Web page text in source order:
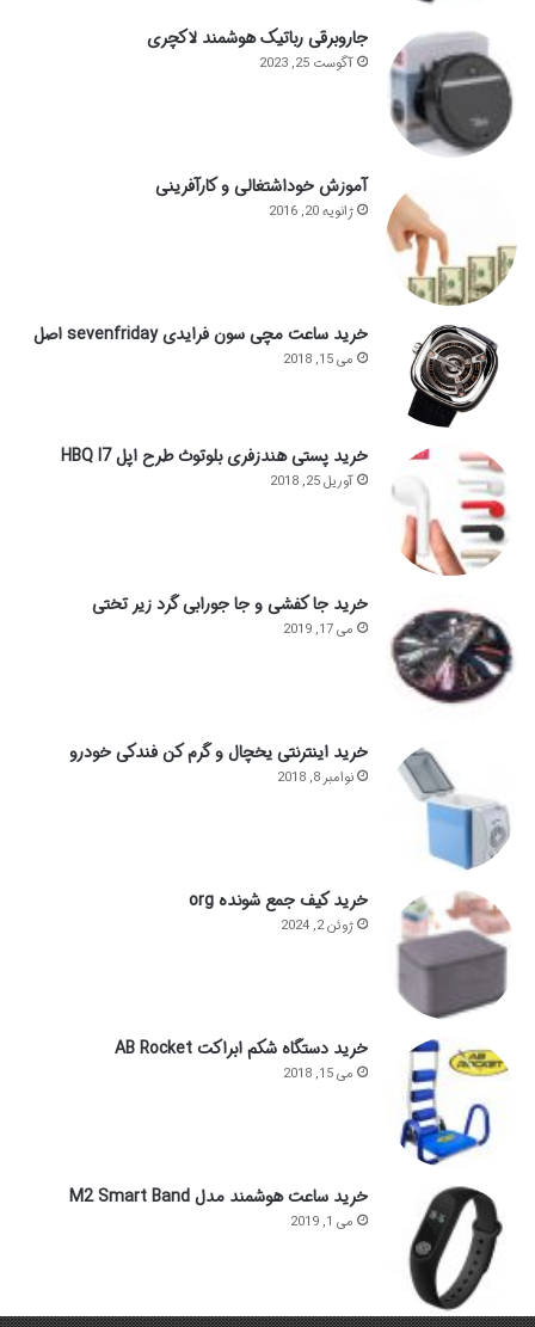
جاروبرقی رباتیک هوشمند لاکچری
آگوست 25, 2023
آموزش خوداشتغالی و کارآفرینی
ژانویه 20, 2016
خرید ساعت مچی سون فرایدی sevenfriday اصل
می 15, 2018
خرید پستی هندزفری بلوتوث طرح اپل HBQ I7
آوریل 25, 2018
خرید جا کفشی و جا جورابی گرد زیر تختی
می 17, 2019
خرید اینترنتی یخچال و گرم کن فندکی خودرو
نوامبر 8, 2018
خرید کیف جمع شونده org
ژوئن 2, 2024
خرید دستگاه شکم ابراکت AB Rocket
می 15, 2018
خرید ساعت هوشمند مدل M2 Smart Band
می 1, 2019